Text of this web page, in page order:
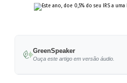
GreenSpeaker
Ouça este artigo em versão áudio.